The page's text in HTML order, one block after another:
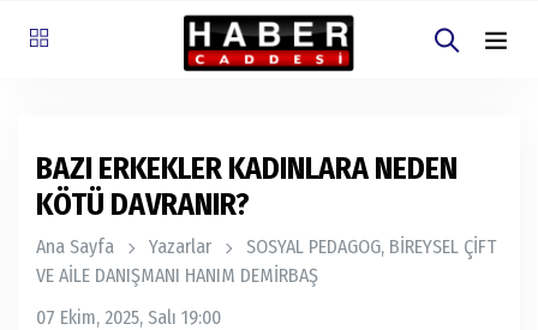
BAZI ERKEKLER KADINLARA NEDEN
KÖTÜ DAVRANIR?
Ana Sayfa Yazarlar
SOSYAL PEDAGOG, BİREYSEL ÇİFT
VE AİLE DANIŞMANI HANIM DEMİRBAŞ
07 Ekim, 2025, Salı 19:00